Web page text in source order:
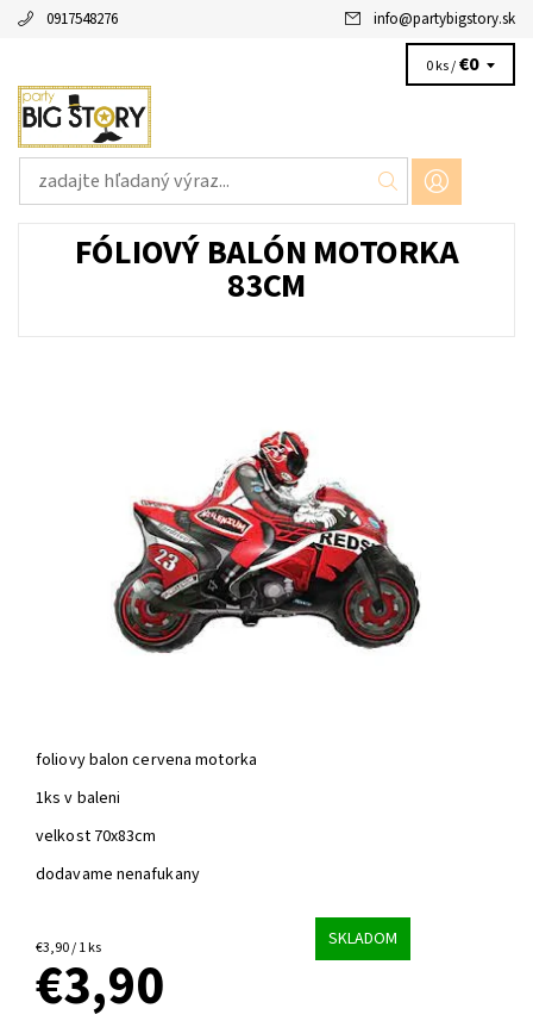
0917548276 info@partybigstory.sk
0 ks /€0
FÓLIOVÝ BALÓN MOTORKA
83CM
foliovy balon cervena motorka
1ks v baleni
velkost 70x83cm
dodavame nenafukany
€3,90 / 1 ks SKLADOM
€3,90